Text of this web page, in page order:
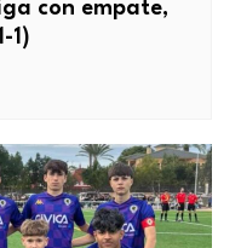
con empate,
1)